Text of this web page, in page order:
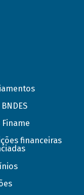
Finame
financeiras